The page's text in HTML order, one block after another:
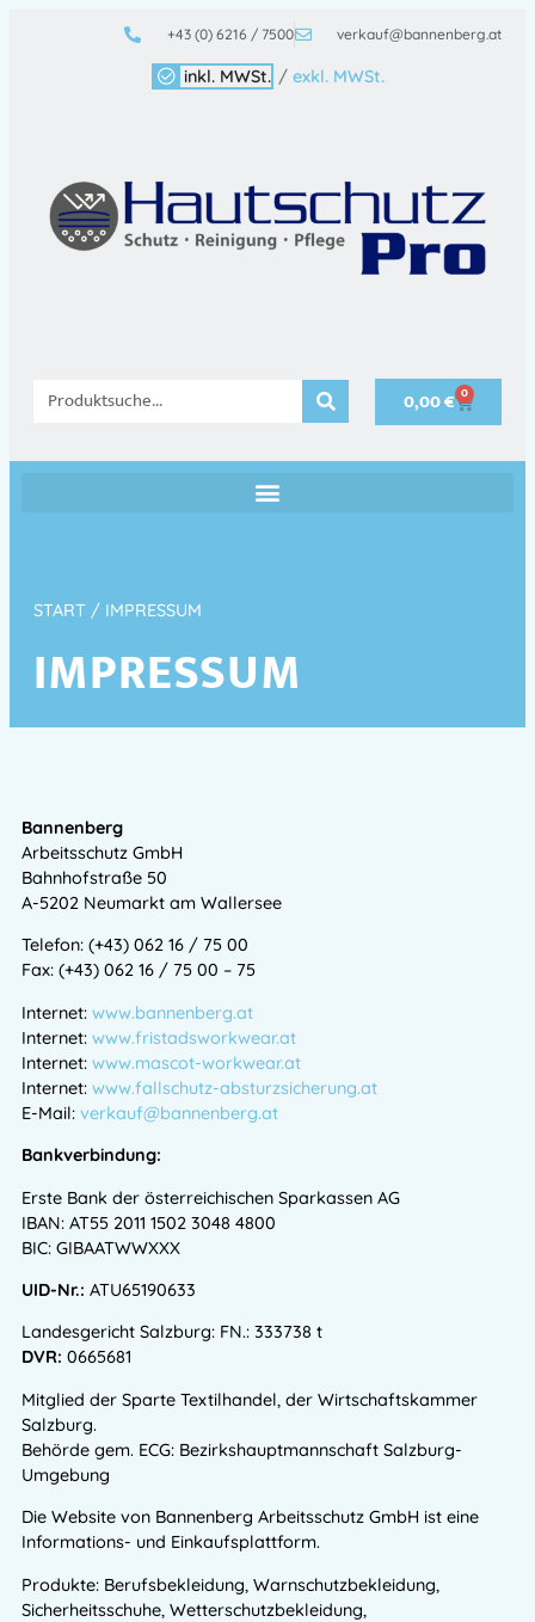
+43 (0) 6216 / 7500 verkauf@bannenberg.at
inkl. MWSt. / exkl. MWSt.
0,00€ 0
START / IMPRESSUM
IMPRESSUM
Bannenberg
Arbeitsschutz GmbH
Bahnhofstraße 50
A-5202 Neumarkt am Wallersee
Telefon: (+43) 062 16 / 75 00
Fax: (+43) 062 16 / 75 00 – 75
Internet: www.bannenberg.at
Internet: www.fristadsworkwear.at
Internet: www.mascot-workwear.at
Internet: www.fallschutz-absturzsicherung.at
E-Mail: verkauf@bannenberg.at
Bankverbindung:
Erste Bank der österreichischen Sparkassen AG
IBAN: AT55 2011 1502 3048 4800
BIC: GIBAATWWXXX
UID-Nr.: ATU65190633
Landesgericht Salzburg: FN.: 333738 t
DVR: 0665681
Mitglied der Sparte Textilhandel, der Wirtschaftskammer
Salzburg.
Behörde gem. ECG: Bezirkshauptmannschaft Salzburg-
Umgebung
Die Website von Bannenberg Arbeitsschutz GmbH ist eine
Informations- und Einkaufsplattform.
Produkte: Berufsbekleidung, Warnschutzbekleidung,
Sicherheitsschuhe, Wetterschutzbekleidung,